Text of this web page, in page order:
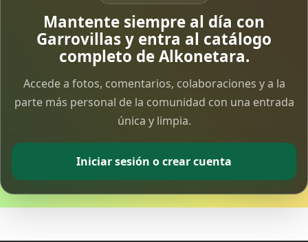
Mantente siempre al día con
Garrovillas y entra al catálogo
completo de Alkonetara.
Accede a fotos, comentarios, colaboraciones y a la
parte más personal de la comunidad con una entrada
única y limpia.
Iniciar sesión o crear cuenta